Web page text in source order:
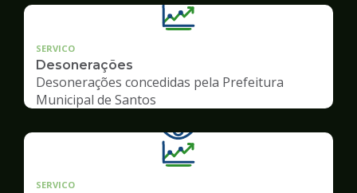
SERVICO
Desonerações
Desonerações concedidas pela Prefeitura
Municipal de Santos
SERVICO